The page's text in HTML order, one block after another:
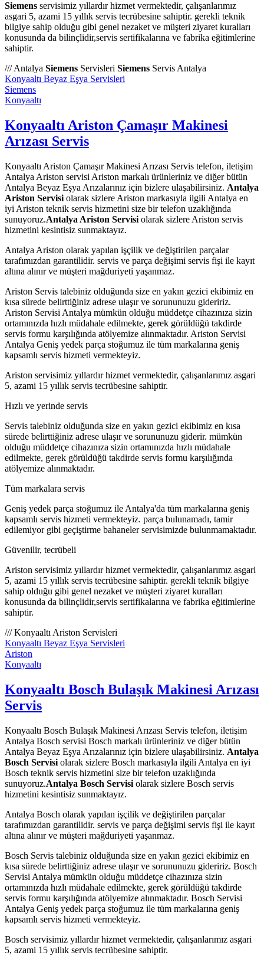
Siemens servisimiz yıllardır hizmet vermektedir, çalışanlarımız
asgari 5, azami 15 yıllık servis tecrübesine sahiptir. gerekli teknik
bilgiye sahip olduğu gibi genel nezaket ve müşteri ziyaret kuralları
konusunda da bilinçlidir,servis sertifikalarına ve fabrika eğitimlerine
sahiptir.
/// Antalya Siemens Servisleri Siemens Servis Antalya
Konyaaltı Beyaz Eşya Servisleri
Siemens
Konyaaltı
Konyaaltı Ariston Çamaşır Makinesi
Arızası Servis
Konyaaltı Ariston Çamaşır Makinesi Arızası Servis telefon, iletişim
Antalya Ariston servisi Ariston markalı ürünleriniz ve diğer bütün
Antalya Beyaz Eşya Arızalarınız için bizlere ulaşabilirsiniz. Antalya
Ariston Servisi olarak sizlere Ariston markasıyla ilgili Antalya en
iyi Ariston teknik servis hizmetini size bir telefon uzaklığında
sunuyoruz.Antalya Ariston Servisi olarak sizlere Ariston servis
hizmetini kesintisiz sunmaktayız.
Antalya Ariston olarak yapılan işçilik ve değiştirilen parçalar
tarafımızdan garantilidir. servis ve parça değişimi servis fişi ile kayıt
altına alınır ve müşteri mağduriyeti yaşanmaz.
Ariston Servis talebiniz olduğunda size en yakın gezici ekibimiz en
kısa sürede belirttiğiniz adrese ulaşır ve sorununuzu gideririz.
Ariston Servisi Antalya mümkün olduğu müddetçe cihazınıza sizin
ortamınızda hızlı müdahale edilmekte, gerek görüldüğü takdirde
servis formu karşılığında atölyemize alınmaktadır. Ariston Servisi
Antalya Geniş yedek parça stoğumuz ile tüm markalarına geniş
kapsamlı servis hizmeti vermekteyiz.
Ariston servisimiz yıllardır hizmet vermektedir, çalışanlarımız asgari
5, azami 15 yıllık servis tecrübesine sahiptir.
Hızlı ve yerinde servis
Servis talebiniz olduğunda size en yakın gezici ekibimiz en kısa
sürede belirttiğiniz adrese ulaşır ve sorununuzu giderir. mümkün
olduğu müddetçe cihazınıza sizin ortamınızda hızlı müdahale
edilmekte, gerek görüldüğü takdirde servis formu karşılığında
atölyemize alınmaktadır.
Tüm markalara servis
Geniş yedek parça stoğumuz ile Antalya'da tüm markalarına geniş
kapsamlı servis hizmeti vermekteyiz. parça bulunamadı, tamir
edilemiyor gibi geçiştirme bahaneler servisimizde bulunmamaktadır.
Güvenilir, tecrübeli
Ariston servisimiz yıllardır hizmet vermektedir, çalışanlarımız asgari
5, azami 15 yıllık servis tecrübesine sahiptir. gerekli teknik bilgiye
sahip olduğu gibi genel nezaket ve müşteri ziyaret kuralları
konusunda da bilinçlidir,servis sertifikalarına ve fabrika eğitimlerine
sahiptir.
/// Konyaaltı Ariston Servisleri
Konyaaltı Beyaz Eşya Servisleri
Ariston
Konyaaltı
Konyaaltı Bosch Bulaşık Makinesi Arızası
Servis
Konyaaltı Bosch Bulaşık Makinesi Arızası Servis telefon, iletişim
Antalya Bosch servisi Bosch markalı ürünleriniz ve diğer bütün
Antalya Beyaz Eşya Arızalarınız için bizlere ulaşabilirsiniz. Antalya
Bosch Servisi olarak sizlere Bosch markasıyla ilgili Antalya en iyi
Bosch teknik servis hizmetini size bir telefon uzaklığında
sunuyoruz.Antalya Bosch Servisi olarak sizlere Bosch servis
hizmetini kesintisiz sunmaktayız.
Antalya Bosch olarak yapılan işçilik ve değiştirilen parçalar
tarafımızdan garantilidir. servis ve parça değişimi servis fişi ile kayıt
altına alınır ve müşteri mağduriyeti yaşanmaz.
Bosch Servis talebiniz olduğunda size en yakın gezici ekibimiz en
kısa sürede belirttiğiniz adrese ulaşır ve sorununuzu gideririz. Bosch
Servisi Antalya mümkün olduğu müddetçe cihazınıza sizin
ortamınızda hızlı müdahale edilmekte, gerek görüldüğü takdirde
servis formu karşılığında atölyemize alınmaktadır. Bosch Servisi
Antalya Geniş yedek parça stoğumuz ile tüm markalarına geniş
kapsamlı servis hizmeti vermekteyiz.
Bosch servisimiz yıllardır hizmet vermektedir, çalışanlarımız asgari
5, azami 15 yıllık servis tecrübesine sahiptir.